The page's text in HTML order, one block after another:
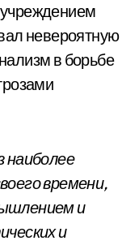
невероятную
в борьбе
наиболее
времени,
и
и